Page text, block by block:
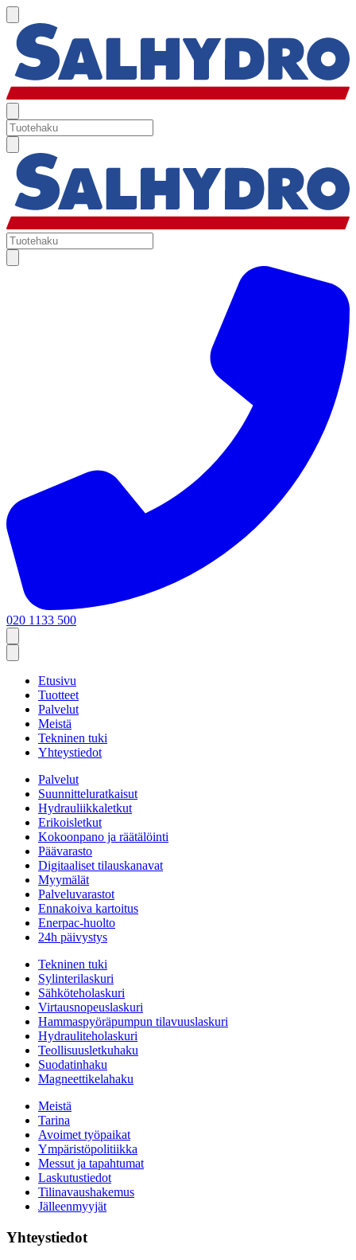
020 1133 500
Etusivu
Tuotteet
Palvelut
Meistä
Tekninen tuki
Yhteystiedot
Palvelut
Suunnitteluratkaisut
Hydrauliikkaletkut
Erikoisletkut
Kokoonpano ja räätälöinti
Päävarasto
Digitaaliset tilauskanavat
Myymälät
Palveluvarastot
Ennakoiva kartoitus
Enerpac-huolto
24h päivystys
Tekninen tuki
Sylinterilaskuri
Sähköteholaskuri
Virtausnopeuslaskuri
Hammaspyöräpumpun tilavuuslaskuri
Hydrauliteholaskuri
Teollisuusletkuhaku
Suodatinhaku
Magneettikelahaku
Meistä
Tarina
Avoimet työpaikat
Ympäristöpolitiikka
Messut ja tapahtumat
Laskutustiedot
Tilinavaushakemus
Jälleenmyyjät
Yhteystiedot